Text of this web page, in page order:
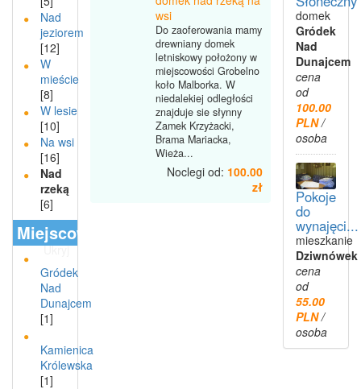
Nad
jeziorem
[12]
W
mieście
[8]
W lesie
[10]
Na wsi
[16]
Nad
rzeką
[6]
Miejscowości
Ukryj
Gródek
Nad
Dunajcem
[1]
Kamienica
Królewska
[1]
wsi
Do zaoferowania mamy
drewniany domek
letniskowy położony w
miejscowości Grobelno
koło Malborka. W
niedalekiej odległości
znajduje sie słynny
Zamek Krzyżacki,
Brama Mariacka,
Wieża...
Noclegi od: 100.00
zł
domek
Gródek
Nad
Dunajcem
cena
od
100.00
PLN/
osoba
Pokoje
do
wynajęci...
mieszkanie
Dziwnówek
cena
od
55.00
PLN/
osoba